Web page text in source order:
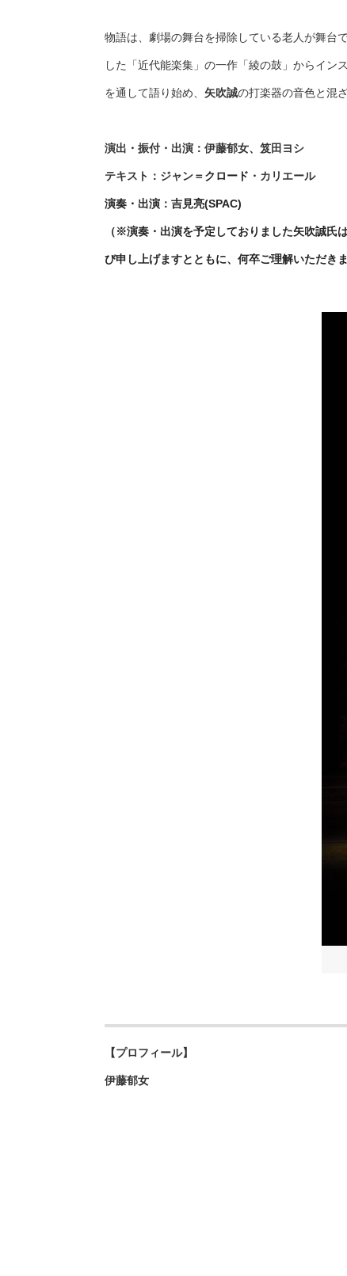
物語は、劇場の舞台を掃除している老人が舞台
した「近代能楽集」の一作「綾の鼓」からイン
を通して語り始め、 矢吹誠の打楽器の音色と混
演出・振付・出演：伊藤郁女、笈田ヨシ
テキスト：ジャン＝クロード ・カリエール
演奏・出演 ： 吉見亮(SPAC)
（※演奏・出演を予定しておりました矢吹誠氏
び申し上げますとともに、何卒ご理解いただき
【プロフィール】
伊藤郁女